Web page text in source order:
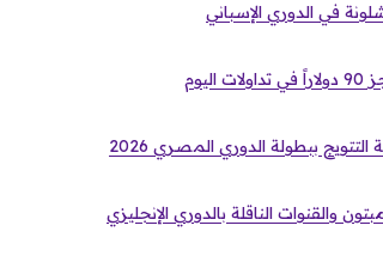
في الدوري الإسباني
ببطولة الدوري المصري 2026
والقنوات الناقلة بالدوري الإنجليزي